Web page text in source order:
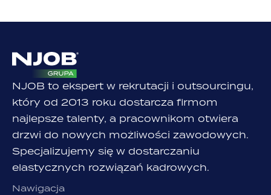
NJOB to ekspert w rekrutacji i outsourcingu,
który od 2013 roku dostarcza firmom
najlepsze talenty, a pracownikom otwiera
drzwi do nowych możliwości zawodowych.
Specjalizujemy się w dostarczaniu
elastycznych rozwiązań kadrowych.
Nawigacja